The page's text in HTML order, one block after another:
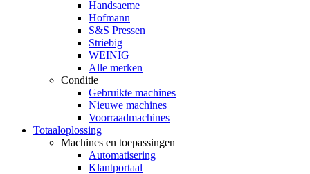
Handsaeme
Hofmann
S&S Pressen
Striebig
WEINIG
Alle merken
Conditie
Gebruikte machines
Nieuwe machines
Voorraadmachines
Totaaloplossing
Machines en toepassingen
Automatisering
Klantportaal